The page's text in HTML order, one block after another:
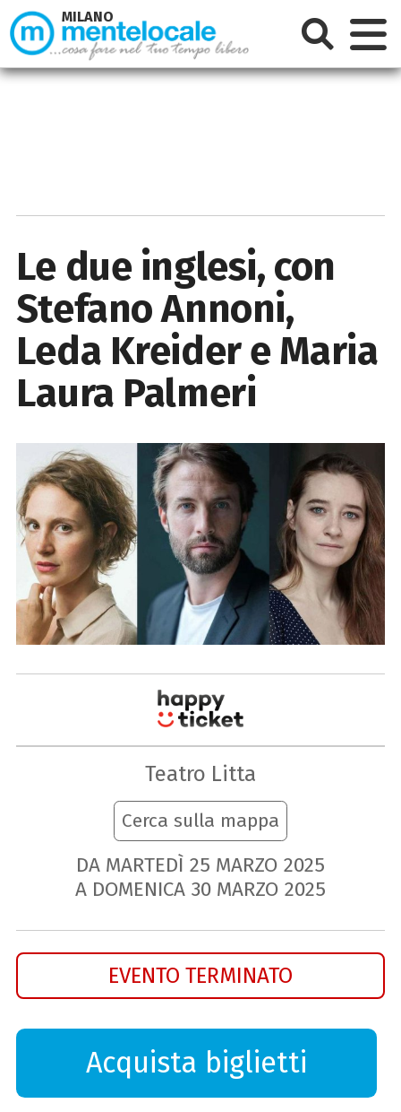
Le due inglesi, con
Stefano Annoni,
Leda Kreider e Maria
Laura Palmeri
Teatro Litta
Cerca sulla mappa
DA MARTEDÌ 25 MARZO 2025
A DOMENICA 30 MARZO 2025
EVENTO TERMINATO
Acquista biglietti
MILANO